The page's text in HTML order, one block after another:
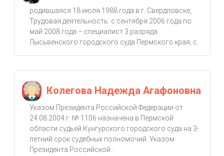
родившаяся 18 июля 1988 года в г. Свердловске,
Трудовая деятельность: с сентября 2006 года по
май 2008 года – специалист 3 разряда
Лысьвенского городского суда Пермского края; с...
Колегова Надежда Агафоновна
Указом Президента Российской Федерации от
24.08.2004 г. № 1106 назначена в Пермской
области судьей Кунгурского городского суда на 3-
летний срок судебных полномочий. Указом
Президента Российской...